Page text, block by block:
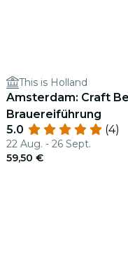
This is Holland
Amsterdam: Craft
Brauereiführung
5.0
(4)
22 Aug. - 26 Sept.
59,50 €